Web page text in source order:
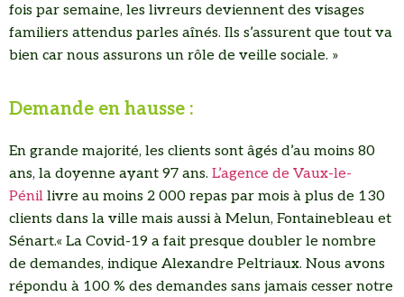
fois par semaine, les livreurs deviennent des visages
familiers attendus parles aînés. Ils s’assurent que tout va
bien car nous assurons un rôle de veille sociale. »
Demande en hausse :
En grande majorité, les clients sont âgés d’au moins 80
ans, la doyenne ayant 97 ans. L’agence de Vaux-le-
Pénil livre au moins 2 000 repas par mois à plus de 130
clients dans la ville mais aussi à Melun, Fontainebleau et
Sénart.« La Covid-19 a fait presque doubler le nombre
de demandes, indique Alexandre Peltriaux. Nous avons
répondu à 100 % des demandes sans jamais cesser notre